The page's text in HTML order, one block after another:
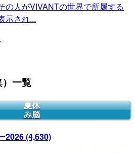
の人がVIVANTの世界で所属する
示され...
一覧
夏休
み脳
2026(4,630)